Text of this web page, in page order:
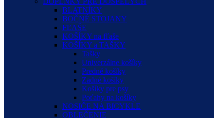
BLATNÍKY
BOČNÉ STOJANY
FĽAŠE
KOŠÍKY na fľaše
KOŠÍKY a TAŠKY
Tašky
Univerzálne košíky
Predné košíky
Zadné košíky
Košíky pre psy
Poťahy na košíky
NOSIČE NA BICYKLE
OBLEČENIE